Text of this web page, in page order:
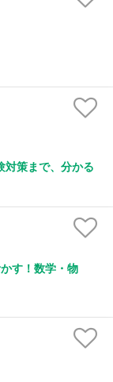
対策まで、分かる
す！数学・物